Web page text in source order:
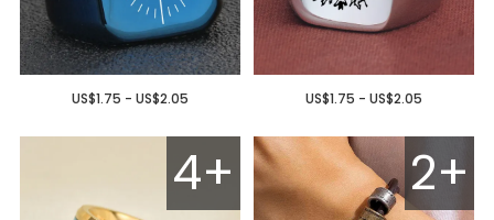
US$1.75 - US$2.05 US$1.75 - US$2.05
4+ 2+